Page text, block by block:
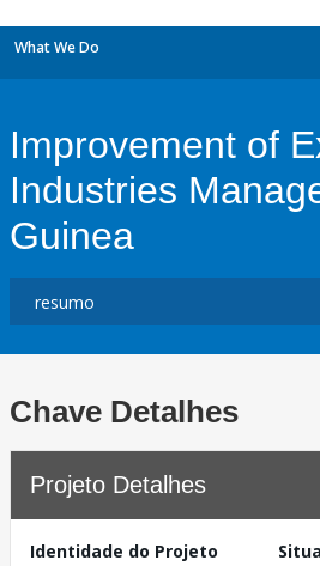
What We Do
Improvement of
Industries
Guinea
Chave Detalhes
Projeto Detalhes
Identidade do Projeto